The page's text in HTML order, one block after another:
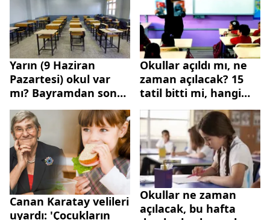
Yarın (9 Haziran
Pazartesi) okul var
mı? Bayramdan sonra
okullar ne zaman
açılacak? İlkokul,
ortaokul, lise...
Okullar açıldı mı, ne
zaman açılacak? 15
tatil bitti mi, hangi
tarihte bitecek? 2024-
2025 MEB eğitim
öğretim takvimi
Canan Karatay velileri
uyardı: 'Çocukların
Okullar ne zaman
açılacak, bu hafta